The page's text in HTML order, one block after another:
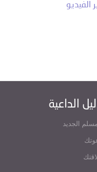
الفيديو
الداعية
الجديد